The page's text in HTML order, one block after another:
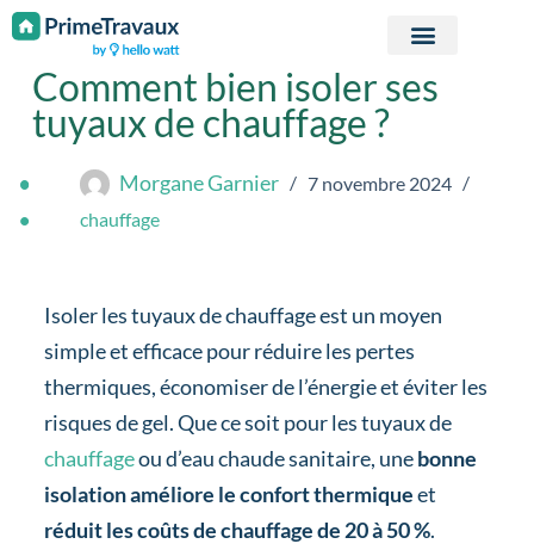
Passer au contenu
Comment bien isoler ses
tuyaux de chauffage ?
Morgane Garnier
7 novembre 2024
chauffage
Isoler les tuyaux de chauffage est un moyen
simple et efficace pour réduire les pertes
thermiques, économiser de l’énergie et éviter les
risques de gel. Que ce soit pour les tuyaux de
chauffageou d’eau chaude sanitaire, unebonne
isolationaméliore le confort thermiqueet
réduit les coûts de chauffage de 20 à 50 %.